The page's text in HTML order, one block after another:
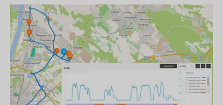
Guernsey, Guyana, Hong Kong, Ungarn, Island,
Indien, Indonesien, Irland, Isle of Man, Israel,
Italien, Jersey, Jordanien, Kasachstan, Kosovo,
Kirgisistan, Lettland, Liechtenstein, Litauen,
Lëtzebuerg, Malaysia, Malta, Mexiko, Moldawien,
Monaco, Mongolei, Montenegro, Montserrat,
Holland, Neiséiland, Nordmazedonien, Norwegen,
Oman, Palestinänesch Gebidder, Sultanat,